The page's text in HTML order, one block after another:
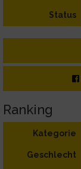
Status
Ranking
Kategorie
Geschlecht